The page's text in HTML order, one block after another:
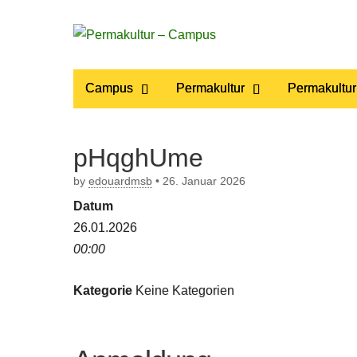
Permakultur
– Campus
Main
menu
Campus Permakultur
pHqghUme
by edouardmsb • 26. Januar 2026
Datum
26.01.2026
00:00
Kategorie Keine Kategorien